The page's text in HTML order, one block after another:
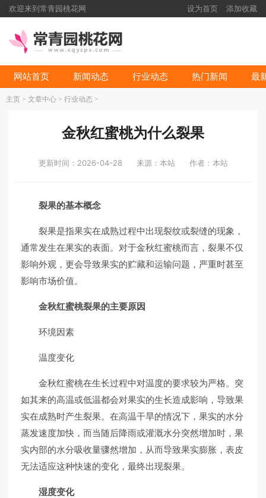
欢迎来到常青园桃花网 设为首页 添加收藏
网站首页 新闻动态 行业动态 热门新闻 最
主页 > 文章中心 > 行业动态 >
金秋红蜜桃为什么裂果
更新时间：2026-04-28 来源：本站 作者：本站
裂果的基本概念
裂果是指果实在成熟过程中出现裂纹或裂缝的现象，
通常发生在果实的表面。对于金秋红蜜桃而言，裂果不仅
影响外观，更会导致果实的贮藏和运输问题，严重时甚至
影响市场价值。
金秋红蜜桃裂果的主要原因
环境因素
温度变化
金秋红蜜桃在生长过程中对温度的要求较为严格。突
如其来的高温或低温都会对果实的生长造成影响，导致果
实在成熟时产生裂果。在高温干旱的情况下，果实的水分
蒸发速度加快，而当随后降雨或灌溉水分突然增加时，果
实内部的水分吸收量骤然增加，从而导致果实膨胀，表皮
无法适应这种快速的变化，最终出现裂果。
湿度变化